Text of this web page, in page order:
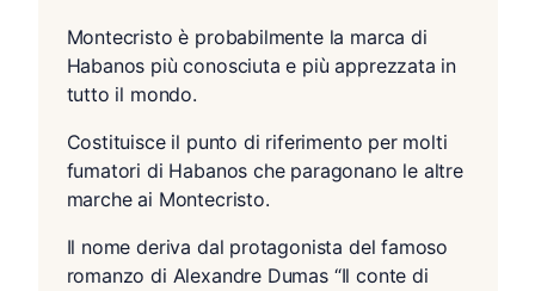
Montecristo è probabilmente la marca di
Habanos più conosciuta e più apprezzata in
tutto il mondo.
Costituisce il punto di riferimento per molti
fumatori di Habanos che paragonano le altre
marche ai Montecristo.
Il nome deriva dal protagonista del famoso
romanzo di Alexandre Dumas “Il conte di